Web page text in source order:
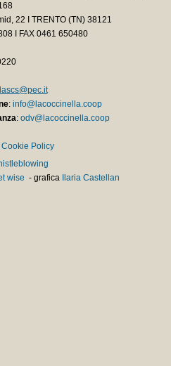
22 I TRENTO (TN) 38121
I FAX 0461 650480
: info@lacoccinella.coop
: odv@lacoccinella.coop
Cookie Policy
wise - grafica Ilaria Castellan